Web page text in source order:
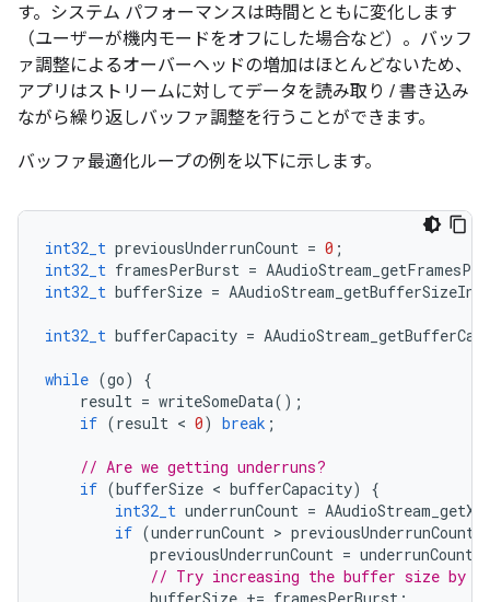
す。システム パフォーマンスは時間とともに変化します
（ユーザーが機内モードをオフにした場合など）。バッフ
ァ調整によるオーバーヘッドの増加はほとんどないため、
アプリはストリームに対してデータを読み取り / 書き込み
ながら繰り返しバッファ調整を行うことができます。
バッファ最適化ループの例を以下に示します。
int32_t previousUnderrunCount = 0 ;
int32_t framesPerBurst =
int32_t bufferSize =
int32_t bufferCapacity =
while (go)
{
result = writeSomeData();
if (result < 0) break ;
// Are we getting underruns?
if (bufferSize < bufferCapacity)
{
int32_t underrunCount =
if (underrunCount > previousUnderrunCount
previousUnderrunCount = underrunCount
// Try increasing the buffer size by